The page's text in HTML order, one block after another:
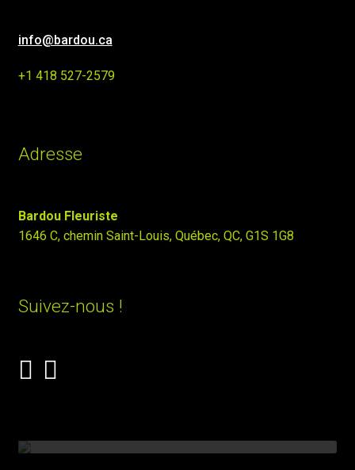
info@bardou.ca
+1 418 527-2579
Adresse
Bardou Fleuriste
1646 C, chemin Saint-Louis, Québec, QC, G1S 1G8
Suivez-nous !